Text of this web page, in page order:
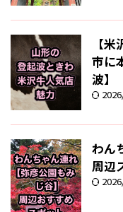
【
市に
波】
わん
周辺